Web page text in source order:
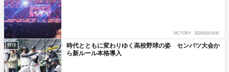
VICTORY 2024/3/19 8:00
野球
時代とともに変わりゆく高校野球の姿 センバツ大会か
ら新ルール本格導入